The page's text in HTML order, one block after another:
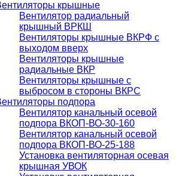
крышные
Вентилятор радиальный
крышный ВРКШ
Вентиляторы крышные ВКРФ с
выходом вверх
Вентиляторы крышные
радиальные ВКР
Вентиляторы крышные с
выбросом в стороны ВКРС
подпора
Вентилятор канальный осевой
подпора ВКОП-ВО-30-160
Вентилятор канальный осевой
подпора ВКОП-ВО-25-188
Установка вентиляторная осевая
крышная УВОК